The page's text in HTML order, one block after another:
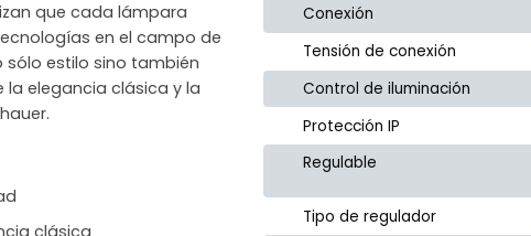
que cada lámpara
en el campo de
sólo estilo sino también
la elegancia clásica y la
clásica
Conexión
Tensión de conexión
Control de iluminación
Protección IP
Regulable
Tipo de regulador